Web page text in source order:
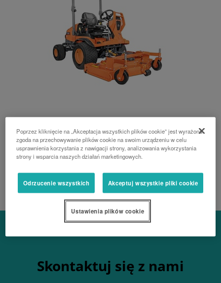
F-251E
kosiarka z przednim agregatem koszącym
Skontaktuj się z nami
Poprzez kliknięcie na „Akceptacja wszystkich plików cookie” jest wyrażona
zgoda na przechowywanie plików cookie na swoim urządzeniu w celu
usprawnienia korzystania z nawigacji strony, analizowania wykorzystania
strony i wsparcia naszych działań marketingowych.
Odrzucenie wszystkich Akceptuj wszystkie pliki cookie
Ustawienia plików cookie